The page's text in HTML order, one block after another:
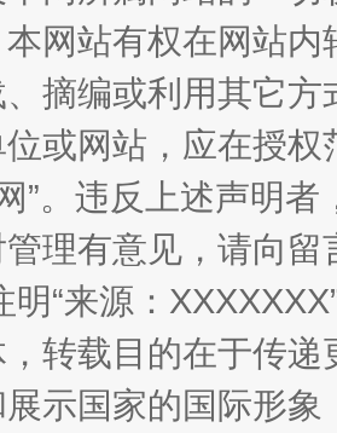
网站有权在网站
摘编或利用其它
或网站，应在授
”。违反上述声明
理有意见，请向
明“来源：
，转载目的在于传
示国家的国际形